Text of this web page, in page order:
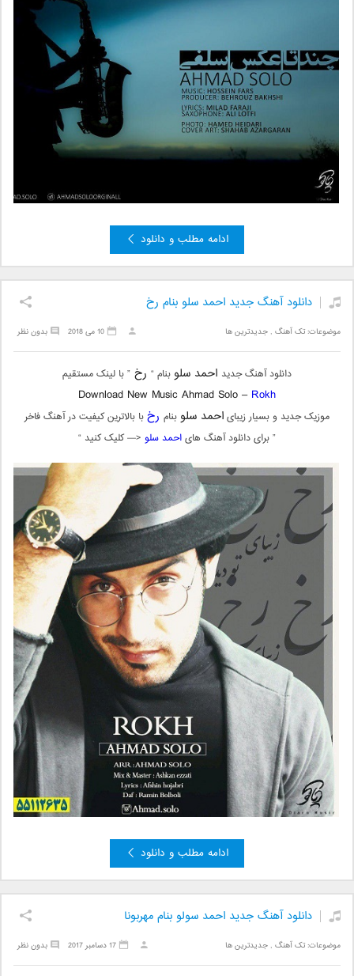
ادامه مطلب و دانلود
دانلود آهنگ جدید احمد سلو بنام رخ
موضوعات:تک آهنگ ,جدیدترین ها بدون نظر 10 می 2018
دانلود آهنگ جدید احمد سلو بنام “ رخ ” با لینک مستقیم
Download New Music Ahmad Solo – Rokh
موزیک جدید و بسیار زیبایاحمد سلو بنام رخبا بالاترین کیفیت در آهنگ فاخر
” برای دانلود آهنگ هایاحمد سلو <— کلیک کنید “
ادامه مطلب و دانلود
دانلود آهنگ جديد احمد سولو بنام مهربونا
موضوعات:تک آهنگ ,جدیدترین ها بدون نظر 17 دسامبر 2017